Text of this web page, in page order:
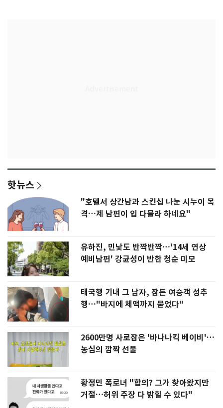
핫뉴스
"호텔서 상간남과 스킨십 나눈 시누이 목
격…제 남편이 입 다물라 하네요"
유하진, 민낯도 반짝반짝…'14세 연상
예비남편' 강균성이 반한 청순 미모
태국행 기내 그 남자, 잠든 여승객 성추
행…"바지에 체액까지 묻었다"
2600만명 사로잡은 '바나나킥 베이비'…
농심의 깜짝 선물
황정민 폭로녀 "합의? 그가 찾아왔지만
거절…허위 주장 다 밝힐 수 있다"